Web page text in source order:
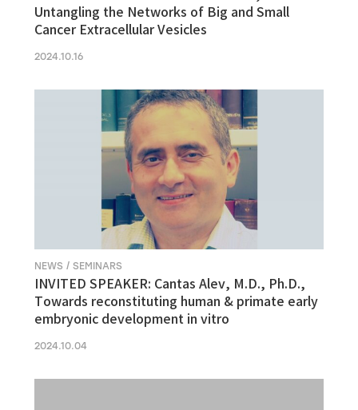
Untangling the Networks of Big and Small
Cancer Extracellular Vesicles
2024.10.16
NEWS / SEMINARS
INVITED SPEAKER: Cantas Alev, M.D., Ph.D.,
Towards reconstituting human & primate early
embryonic development in vitro
2024.10.04